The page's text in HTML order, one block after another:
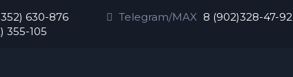
630-876
355-105
Telegram/MAX 8 (902)328-47-92